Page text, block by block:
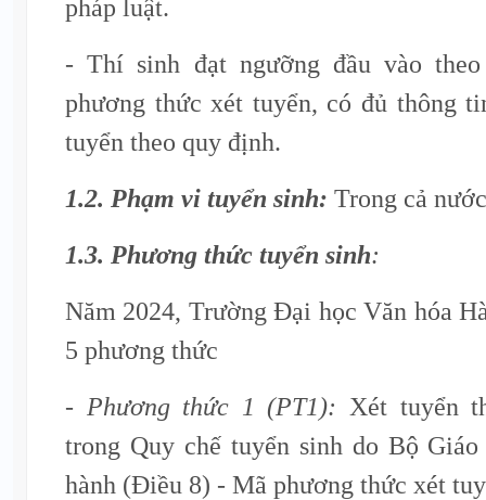
pháp luật.
- Thí sinh đạt ngưỡng đầu vào
phương thức xét tuyển, có đủ thông
tuyển theo quy định.
1.2. Phạm vi tuyển sinh: Trong cả
1.3. Phương thức tuyển sinh:
Năm 2024, Trường Đại học Văn hóa
5 phương thức
- Phương thức 1 (PT1): Xét tuyển
trong Quy chế tuyển sinh do Bộ
hành (Điều 8) - Mã phương thức xét